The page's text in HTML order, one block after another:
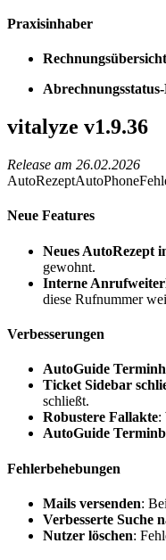
Praxisinhaber
Rechnungsübersicht
vitalyze v1.9.36
Release am 26.02.2026
AutoRezeptAutoPhone
Neue Features
Neues AutoRezept
gewohnt.
Interne
diese Rufnummer
Verbesserungen
AutoGuide
Ticket Sidebar
schließt.
Robustere Fallakte:
AutoGuide
Fehlerbehebungen
Mails versenden:
Verbesserte Suche
Nutzer löschen: